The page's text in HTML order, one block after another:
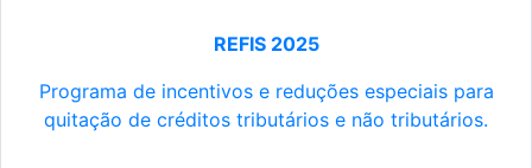
REFIS 2025
Programa de incentivos e reduções especiais para
quitação de créditos tributários e não tributários.